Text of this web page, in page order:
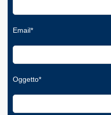
Email*
Oggetto*